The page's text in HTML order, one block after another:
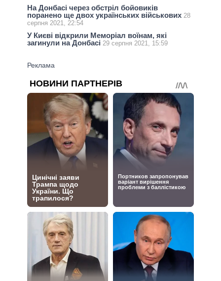
На Донбасі через обстріл бойовиків
поранено ще двох українських військових 28
серпня 2021, 22:54
У Києві відкрили Меморіал воїнам, які
загинули на Донбасі 29 серпня 2021, 15:59